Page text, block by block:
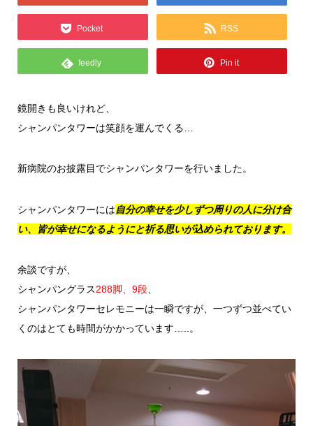
Pocket RSS
feedly Pin it
鏡開きも良いけれど、
シャンパンタワーは笑顔を運んでくる…
新病院のお披露目でシャンパンタワーを行いました。
シャンパンタワーには自分の幸せを少しずつ周りの人に分け合
い、皆が幸せになるようにと祈る思いが込められております。
余談ですが、
シャンパングラス288脚、9段、
シャンパンタワーセレモニーは一瞬ですが、一つずつ並べてい
くのはとても時間がかかっています…..。